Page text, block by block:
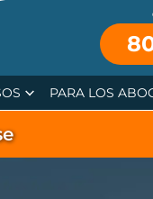
PARA LOS